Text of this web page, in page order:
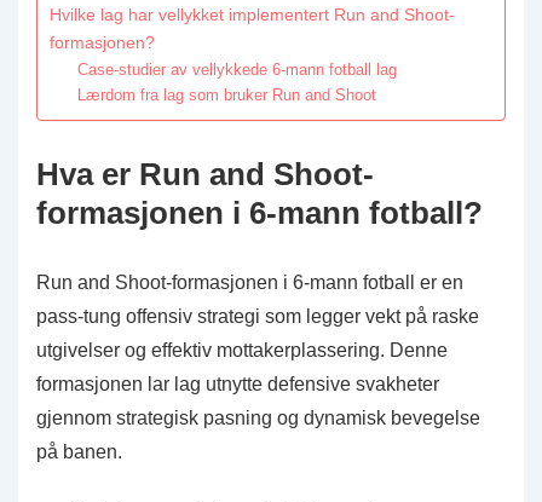
Hvilke lag har vellykket implementert Run and Shoot-
formasjonen?
Case-studier av vellykkede 6-mann fotball lag
Lærdom fra lag som bruker Run and Shoot
Hva er Run and Shoot-
formasjonen i 6-mann fotball?
Run and Shoot-formasjonen i 6-mann fotball er en
pass-tung offensiv strategi som legger vekt på raske
utgivelser og effektiv mottakerplassering. Denne
formasjonen lar lag utnytte defensive svakheter
gjennom strategisk pasning og dynamisk bevegelse
på banen.